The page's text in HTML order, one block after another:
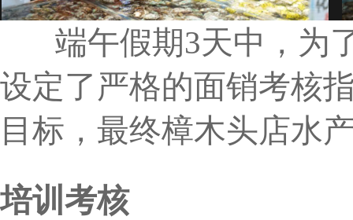
端午假期3天中，为
设定了严格的面销考核
目标，最终樟木头店水
培训考核